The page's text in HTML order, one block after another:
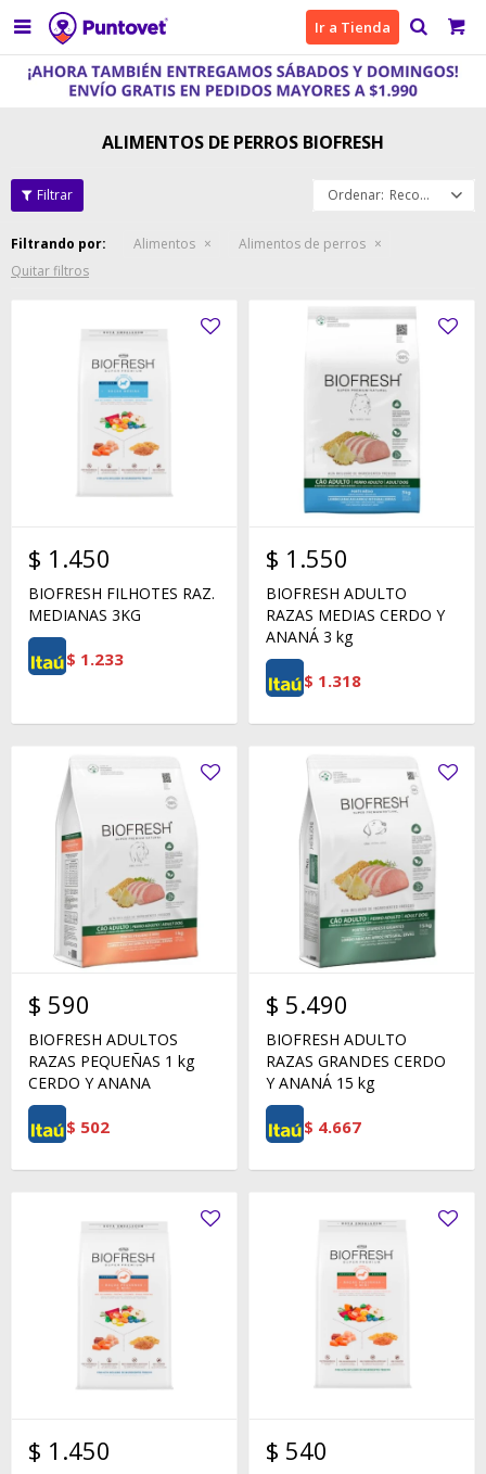
 Ir a Tienda
ALIMENTOS DE PERROS BIOFRESH
Recomendados
Filtrando por: Alimentos
Alimentos de perros
Quitar filtros
$ 1.450
BIOFRESH FILHOTES RAZ.
MEDIANAS 3KG
$ 1.233
$ 1.550
BIOFRESH ADULTO
RAZAS MEDIAS CERDO Y
ANANÁ 3 kg
$ 1.318
$ 590
BIOFRESH ADULTOS
RAZAS PEQUEÑAS 1 kg
CERDO Y ANANA
$ 502
$ 5.490
BIOFRESH ADULTO
RAZAS GRANDES CERDO
Y ANANÁ 15 kg
$ 4.667
$ 1.450 $ 540